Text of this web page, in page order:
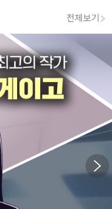
전체보기